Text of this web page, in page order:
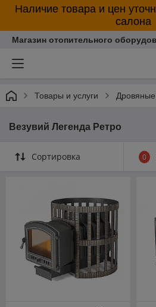
Наличие товара и цен
салона
Магазин отопительного
Товары и услуги
Везувий Легенда Ретро
Сортировка 0